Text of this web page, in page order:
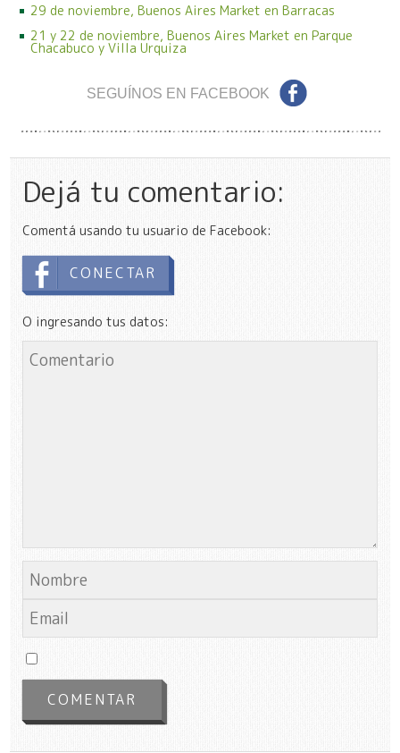
29 de noviembre, Buenos Aires Market en Barracas
21 y 22 de noviembre, Buenos Aires Market en Parque
Chacabuco y Villa Urquiza
SEGUÍNOS EN FACEBOOK
Dejá tu comentario:
Comentá usando tu usuario de Facebook:
CONECTAR
O ingresando tus datos: